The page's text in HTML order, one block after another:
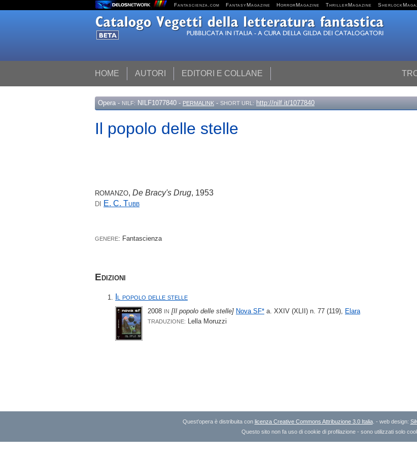
Fantascienza.com FantasyMagazine HorrorMagazine ThrillerMagazine
HOME AUTORI EDITORI E COLLANE
Opera - NILF: NILF1077840 - PERMALINK - SHORT URL: http://nilf.it/1077840
Il popolo delle stelle
ROMANZO, De Bracy's Drug, 1953
DI E. C. Tubb
GENERE: Fantascienza
Edizioni
Il popolo delle stelle
2008 IN [Il popolo delle stelle] Nova SF* a. XXIV (XLII) n. 77 (119), Elara
TRADUZIONE: Lella Moruzzi
Quest'opera è distribuita con licenza Creative Commons Attribuzione 3.0 Italia. - web design:
Questo sito non fa uso di cookie di profilazione - sono utilizzati solo